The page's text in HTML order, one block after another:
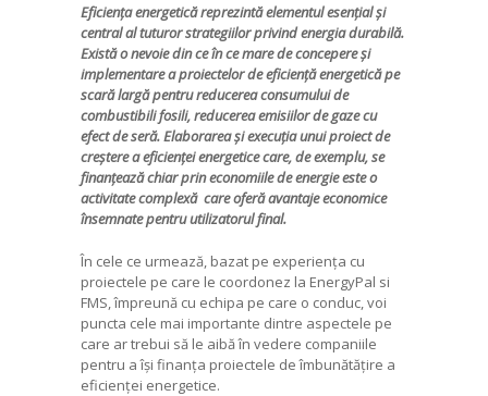
Eficiența energetică reprezintă elementul esențial și
central al tuturor strategiilor privind energia durabilă.
Există o nevoie din ce în ce mare de concepere și
implementare a proiectelor de eficiență energetică pe
scară largă pentru reducerea consumului de
combustibili fosili, reducerea emisiilor de gaze cu
efect de seră. Elaborarea și execuția unui proiect de
creștere a eficienței energetice care, de exemplu, se
finanțează chiar prin economiile de energie este o
activitate complexă care oferă avantaje economice
însemnate pentru utilizatorul final.
În cele ce urmează, bazat pe experiența cu
proiectele pe care le coordonez la EnergyPal si
FMS, împreună cu echipa pe care o conduc, voi
puncta cele mai importante dintre aspectele pe
care ar trebui să le aibă în vedere companiile
pentru a își finanța proiectele de îmbunătățire a
eficienței energetice.